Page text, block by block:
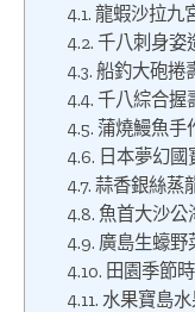
龍蝦沙拉九
千八刺身姿
船釣大砲捲
千八綜合握
蒲燒鰻魚手
日本夢幻
蒜香銀絲蒸
魚首大沙公
廣島生蠔野
田園季節
水果寶島